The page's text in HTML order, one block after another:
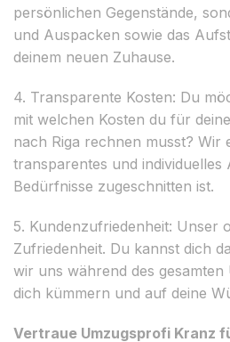
persönlichen Gegenstände,
und Auspacken sowie das
deinem neuen Zuhause.
4. Transparente Kosten: Du
mit welchen Kosten du für
nach Riga rechnen musst? Wir
transparentes und individuelles
Bedürfnisse zugeschnitten ist.
5. Kundenzufriedenheit: Unser
Zufriedenheit. Du kannst dich
wir uns während des
dich kümmern und auf deine
Vertraue Umzugsprofi Kranz